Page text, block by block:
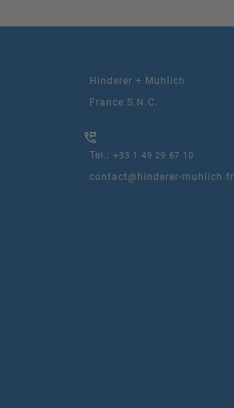
Hinderer + Muhlich
France S.N.C.
Tel.: +33 1 49 29 67 10
contact@hinderer-muhlich.fr